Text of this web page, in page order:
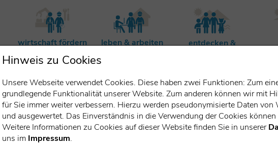
wirtschaft fördern leben & arbeiten
entdecken &
Hinweis zu Cookies
Unsere Webseite verwendet Cookies. Diese haben zwei Funktionen: Zum
grundlegende Funktionalität unserer Website. Zum anderen können wir mit
für Sie immer weiter verbessern. Hierzu werden pseudonymisierte Daten
und ausgewertet. Das Einverständnis in die Verwendung der Cookies
Weitere Informationen zu Cookies auf dieser Website finden Sie in unserer
uns im Impressum.